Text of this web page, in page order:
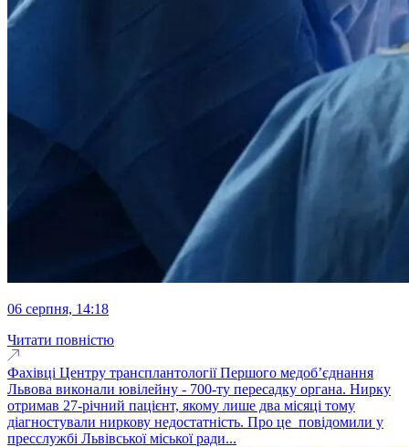
06 серпня, 14:18
Читати повністю
Фахівці Центру трансплантології Першого медоб’єднання
Львова виконали ювілейну - 700-ту пересадку органа. Нирку
отримав 27-річний пацієнт, якому лише два місяці тому
діагностували ниркову недостатність. Про це повідомили у
пресслужбі Львівської міської ради...